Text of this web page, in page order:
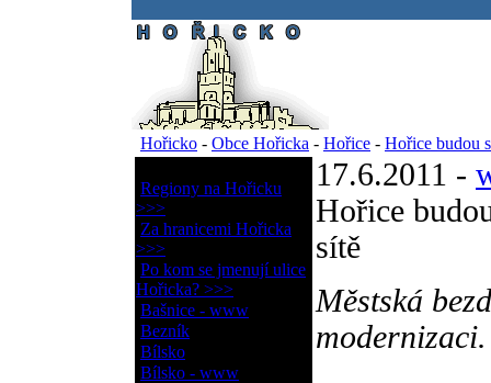
Hořicko - Obce Hořicka - Hořice - Hořice budou
Regiony na Hořicku
>>>
Za hranicemi Hořicka
>>>
Po kom se jmenují ulice
Hořicka? >>>
Bašnice - www
Bezník
Bílsko
Bílsko - www
17.6.2011 -
Hořice
sítě
Městská
modernizaci.